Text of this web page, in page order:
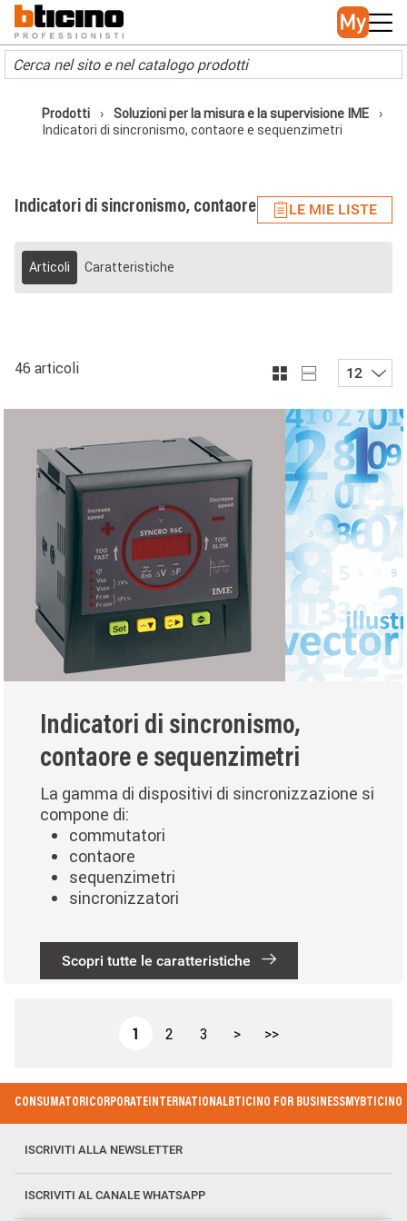
Skip to main content
Main navigation
Prodotti
Soluzioni per la misura e la supervisione IME
Indicatori di sincronismo, contaore e sequenzimetri
Indicatori di sincronismo, contaore e sequenzimetri
LE MIE LISTE
Articoli Caratteristiche
46 articoli 12
Indicatori di sincronismo,
contaore e sequenzimetri
La gamma di dispositivi di sincronizzazione si
compone di:
commutatori
contaore
sequenzimetri
sincronizzatori
Scopri tutte le caratteristiche
Pagina attuale
1 Page
2 Page
3 Pagina successiva
> Ultima pagina
>>
Footer Menu
CONSUMATORICORPORATEINTERNATIONALBTICINO FOR BUSINESSMYBTICINO
ISCRIVITI ALLA NEWSLETTER
ISCRIVITI AL CANALE WHATSAPP